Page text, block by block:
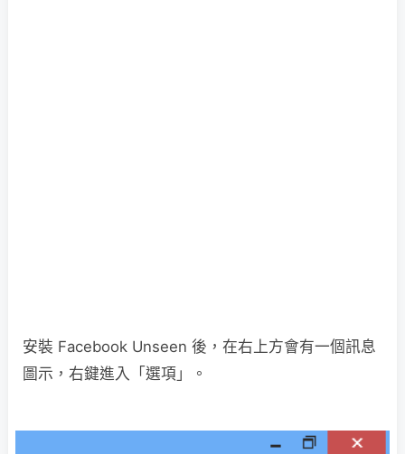
安裝 Facebook Unseen 後，在右上方會有一個訊息
圖示，右鍵進入「選項」。